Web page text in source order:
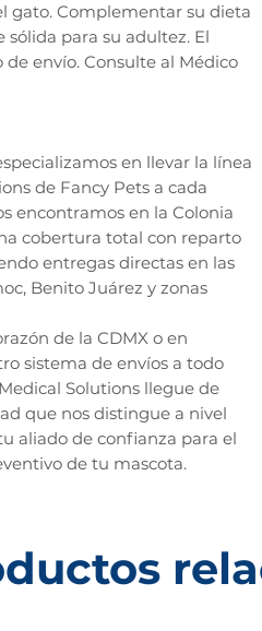
gato. Complementar su dieta
para su adultez. El
envío. Consulte al Médico
en llevar la línea
de Fancy Pets a cada
encontramos en la Colonia
cobertura total con reparto
entregas directas en las
Benito Juárez y zonas
de la CDMX o en
sistema de envíos a todo
Solutions llegue de
que nos distingue a nivel
aliado de confianza para el
de tu mascota.